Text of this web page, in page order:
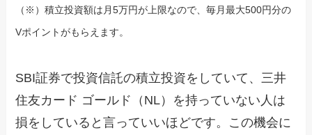
（※）積立投資額は月5万円が上限なので、毎月最大500円分の
Vポイントがもらえます。
SBI証券で投資信託の積立投資をしていて、三井
住友カード ゴールド（NL）を持っていない人は
損をしていると言っていいほどです。この機会に